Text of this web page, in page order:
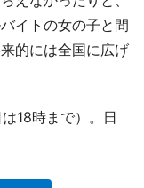
イトの女の子と間
的には全国に広げ
18時まで）。日